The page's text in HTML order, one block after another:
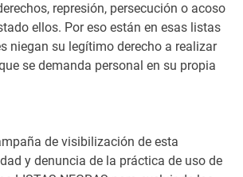
represión, persecución o acoso
ellos. Por eso están en esas listas
niegan su legítimo derecho a realizar
se demanda personal en su propia
de visibilización de esta
y denuncia de la práctica de uso de